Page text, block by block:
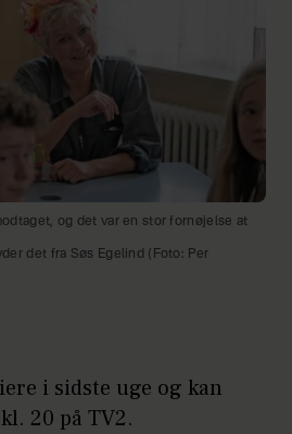
og det var en stor fornøjelse at
det fra Søs Egelind (Foto: Per
i sidste uge og kan
20 på TV2.